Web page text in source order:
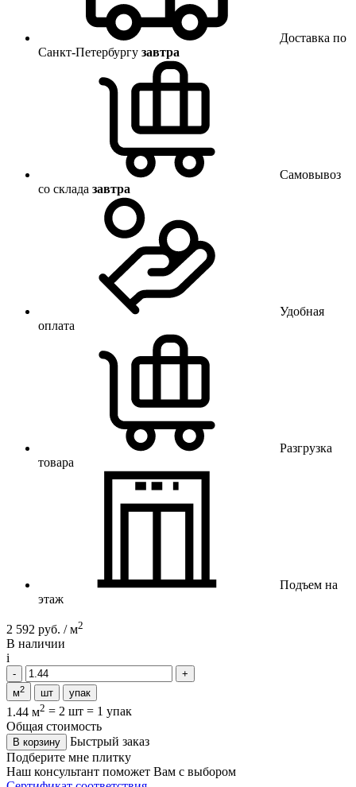
Доставка по
Санкт-Петербургу завтра
Самовывоз
со склада завтра
Удобная
оплата
Разгрузка
товара
Подъем на
этаж
2 592 руб. / м2
В наличии
i
м2 шт упак
1.44 м2 = 2 шт = 1 упак
Общая стоимость
В корзину
Быстрый заказ
Подберите мне плитку
Наш консультант поможет Вам с выбором